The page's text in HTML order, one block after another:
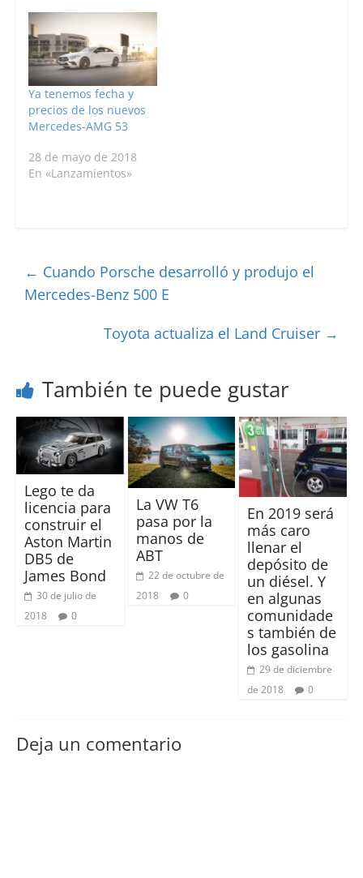
Ya tenemos fecha y
precios de los nuevos
Mercedes-AMG 53
28 de mayo de 2018
En «Lanzamientos»
← Cuando Porsche desarrolló y produjo el
Mercedes-Benz 500 E
Toyota actualiza el Land Cruiser →
También te puede gustar
Lego te da
licencia para
construir el
Aston Martin
DB5 de
James Bond
30 de julio de
2018
0
La VW T6
pasa por la
manos de
ABT
22 de octubre de
2018
0
En 2019 será
más caro
llenar el
depósito de
un diésel. Y
en algunas
comunidade
s también de
los gasolina
29 de diciembre
de 2018
0
Deja un comentario